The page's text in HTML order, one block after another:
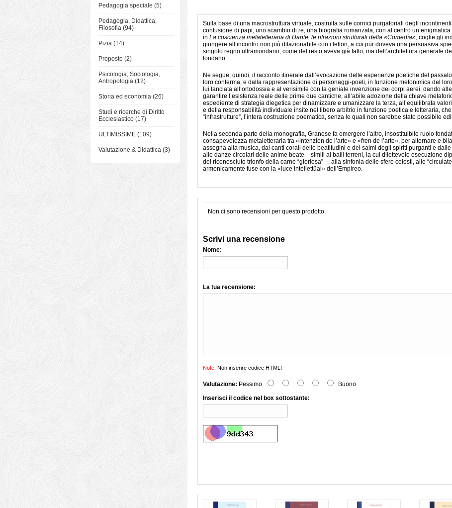
Pedagogia speciale (5)
Pedagogia, Didattica,
Filosofia (94)
Pizia (14)
Proposte (2)
Psicologia, Sociologia,
Antropologia (12)
Storia ed economia (26)
Studi e ricerche di Diritto
Ecclesiastico (17)
ULTIMISSIME (109)
Valutazione & Didattica (3)
Sulla base di una macrostruttura virtuale, costruita sulle cornici purgatoriali degli
confusione di papi, uno scambio di re, una biografia romanzata, con al centro
in La coscienza metaletteraria di Dante: le rifrazioni strutturali della «Comedìa», coglie gli
giungere all’incontro non più dilazionabile con i lettori, a cui pur doveva una persuasiva
singolo regno ultramondano, come del resto aveva già fatto, ma dell’architettura generale
fondano.
Ne segue, quindi, il racconto itinerale dall’evocazione delle esperienze poetiche del
loro conferma, e dalla rappresentazione di personaggi-poeti, in funzione metonimica del
lui lanciata all’ortodossia e al verisimile con la geniale invenzione dei corpi aerei, dando
garantire l’esistenza reale delle prime due cantiche, all’abile adozione della chiave
espediente di strategia diegetica per dinamizzare e umanizzare la terza, all’equilibrata
e della responsabilità individuale insite nel libero arbitrio in funzione poetica e letteraria, che
“infrastrutture”, l’intera costruzione poematica, senza le quali non sarebbe stato possibile
Nella seconda parte della monografia, Granese fa emergere l’altro, insostituibile ruolo
consapevolezza metaletteraria tra «intenzion de l’arte» e «fren de l’arte», per alternare e
assegna alla musica, dai canti corali delle beatitudini e dei salmi degli spiriti purganti e
alle danze circolari delle anime beate – simili ai balli terreni, la cui dilettevole esecuzione
del riconosciuto trionfo della carne “gloriosa” –, alla sinfonia delle sfere celesti, alle
armonicamente fuse con la «luce intellettüal» dell’Empireo.
Non ci sono recensioni per questo prodotto.
Scrivi una recensione
Nome:
La tua recensione:
Note: Non inserire codice HTML!
Valutazione: Pessimo
Buono
Inserisci il codice nel box sottostante: